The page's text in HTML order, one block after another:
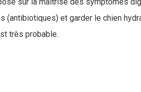
(antibiotiques) et garder le chien
très probable.